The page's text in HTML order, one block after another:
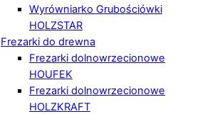
Wyrówniarko Grubościówki
HOLZSTAR
Frezarki do drewna
Frezarki dolnowrzecionowe
HOUFEK
Frezarki dolnowrzecionowe
HOLZKRAFT